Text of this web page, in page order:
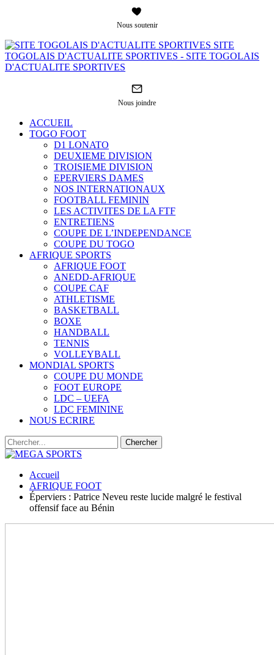
Nous soutenir
SITE
TOGOLAIS D'ACTUALITE SPORTIVES - SITE TOGOLAIS
D'ACTUALITE SPORTIVES
Nous joindre
ACCUEIL
TOGO FOOT
D1 LONATO
DEUXIEME DIVISION
TROISIEME DIVISION
EPERVIERS DAMES
NOS INTERNATIONAUX
FOOTBALL FEMININ
LES ACTIVITES DE LA FTF
ENTRETIENS
COUPE DE L’INDEPENDANCE
COUPE DU TOGO
AFRIQUE SPORTS
AFRIQUE FOOT
ANEDD-AFRIQUE
COUPE CAF
ATHLETISME
BASKETBALL
BOXE
HANDBALL
TENNIS
VOLLEYBALL
MONDIAL SPORTS
COUPE DU MONDE
FOOT EUROPE
LDC – UEFA
LDC FEMININE
NOUS ECRIRE
Accueil
AFRIQUE FOOT
Éperviers : Patrice Neveu reste lucide malgré le festival
offensif face au Bénin